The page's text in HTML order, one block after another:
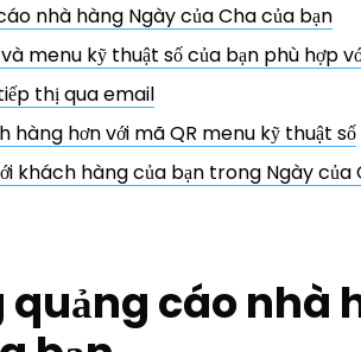
nhà hàng Ngày của Cha của bạn
menu kỹ thuật số của bạn phù hợp
thị qua email
hàng hơn với mã QR menu kỹ thuật số
khách hàng của bạn trong Ngày của
quảng cáo nhà